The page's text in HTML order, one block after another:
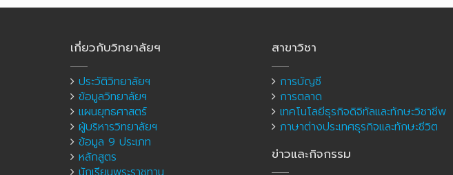
เกี่ยวกับวิทยาลัยฯ
ประวัติวิทยาลัยฯ
ข้อมูลวิทยาลัยฯ
แผนยุทธศาสตร์
ผู้บริหารวิทยาลัยฯ
ข้อมูล 9 ประเภท
หลักสูตร
สาขาวิชา
การบัญชี
การตลาด
เทคโนโลยีธุรกิจดิจิทัลและทักษะวิชาชีพ
ภาษาต่างประเทศธุรกิจและทักษะชีวิต
ข่าวและกิจกรรม